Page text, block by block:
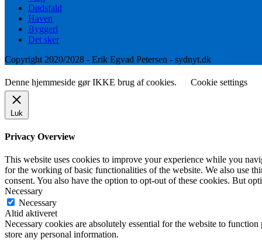
Dødsfald
Haven
Byggeri
Det sker
Copyright 2020/2028 - Erik Egvad Petersen - sydnyt.dk
Denne hjemmeside gør IKKE brug af cookies. Cookie settings
Luk
Privacy Overview
This website uses cookies to improve your experience while you
for the working of basic functionalities of the website. We also use
consent. You also have the option to opt-out of these cookies. But
Necessary
Necessary
Altid aktiveret
Necessary cookies are absolutely essential for the website to
store any personal information.